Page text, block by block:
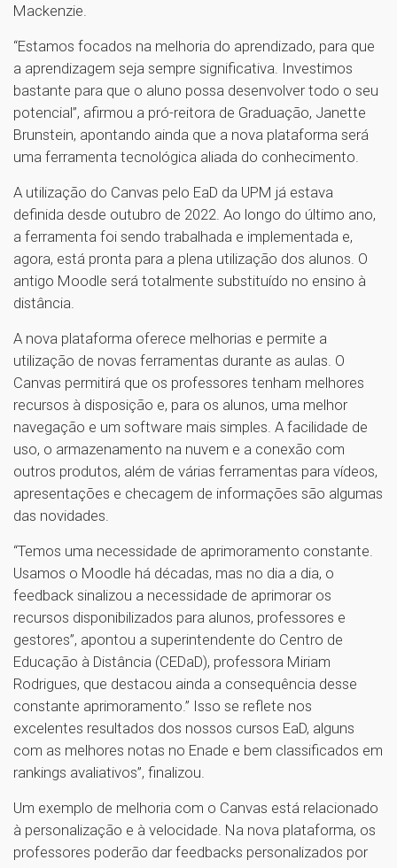
Mackenzie.
“Estamos focados na melhoria do aprendizado, para que
a aprendizagem seja sempre significativa. Investimos
bastante para que o aluno possa desenvolver todo o seu
potencial”, afirmou a pró-reitora de Graduação, Janette
Brunstein, apontando ainda que a nova plataforma será
uma ferramenta tecnológica aliada do conhecimento.
A utilização do Canvas pelo EaD da UPM já estava
definida desde outubro de 2022. Ao longo do último ano,
a ferramenta foi sendo trabalhada e implementada e,
agora, está pronta para a plena utilização dos alunos. O
antigo Moodle será totalmente substituído no ensino à
distância.
A nova plataforma oferece melhorias e permite a
utilização de novas ferramentas durante as aulas. O
Canvas permitirá que os professores tenham melhores
recursos à disposição e, para os alunos, uma melhor
navegação e um software mais simples. A facilidade de
uso, o armazenamento na nuvem e a conexão com
outros produtos, além de várias ferramentas para vídeos,
apresentações e checagem de informações são algumas
das novidades.
“Temos uma necessidade de aprimoramento constante.
Usamos o Moodle há décadas, mas no dia a dia, o
feedback sinalizou a necessidade de aprimorar os
recursos disponibilizados para alunos, professores e
gestores”, apontou a superintendente do Centro de
Educação à Distância (CEDaD), professora Miriam
Rodrigues, que destacou ainda a consequência desse
constante aprimoramento.” Isso se reflete nos
excelentes resultados dos nossos cursos EaD, alguns
com as melhores notas no Enade e bem classificados em
rankings avaliativos”, finalizou.
Um exemplo de melhoria com o Canvas está relacionado
à personalização e à velocidade. Na nova plataforma, os
professores poderão dar feedbacks personalizados por